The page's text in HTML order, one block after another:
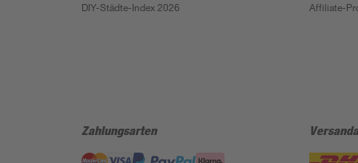
DIY-Städte-Index 2026
Affiliate-
Zahlungsarten